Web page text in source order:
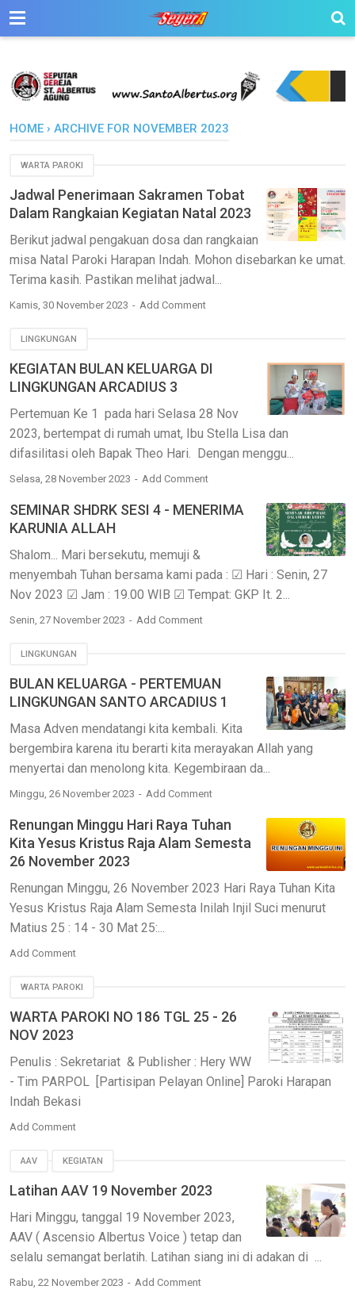
HOME › ARCHIVE FOR NOVEMBER 2023
WARTA PAROKI
Jadwal Penerimaan Sakramen Tobat
Dalam Rangkaian Kegiatan Natal 2023
Berikut jadwal pengakuan dosa dan rangkaian
misa Natal Paroki Harapan Indah. Mohon disebarkan ke umat.
Terima kasih. Pastikan melihat jadwal...
Kamis, 30 November 2023 Add Comment
LINGKUNGAN
KEGIATAN BULAN KELUARGA DI
LINGKUNGAN ARCADIUS 3
Pertemuan Ke 1 pada hari Selasa 28 Nov
2023, bertempat di rumah umat, Ibu Stella Lisa dan
difasilitasi oleh Bapak Theo Hari. Dengan menggu...
Selasa, 28 November 2023 Add Comment
SEMINAR SHDRK SESI 4 - MENERIMA
KARUNIA ALLAH
Shalom... Mari bersekutu, memuji &
menyembah Tuhan bersama kami pada : ☑ Hari : Senin, 27
Nov 2023 ☑ Jam : 19.00 WIB ☑ Tempat: GKP It. 2...
Senin, 27 November 2023 Add Comment
LINGKUNGAN
BULAN KELUARGA - PERTEMUAN
LINGKUNGAN SANTO ARCADIUS 1
Masa Adven mendatangi kita kembali. Kita
bergembira karena itu berarti kita merayakan Allah yang
menyertai dan menolong kita. Kegembiraan da...
Minggu, 26 November 2023 Add Comment
Renungan Minggu Hari Raya Tuhan
Kita Yesus Kristus Raja Alam Semesta
26 November 2023
Renungan Minggu, 26 November 2023 Hari Raya Tuhan Kita
Yesus Kristus Raja Alam Semesta Inilah Injil Suci menurut
Matius 25 : 14 - 30 Mat 25:...
Add Comment
WARTA PAROKI
WARTA PAROKI NO 186 TGL 25 - 26
NOV 2023
Penulis : Sekretariat & Publisher : Hery WW
- Tim PARPOL [Partisipan Pelayan Online] Paroki Harapan
Indah Bekasi
Add Comment
AAV KEGIATAN
Latihan AAV 19 November 2023
Hari Minggu, tanggal 19 November 2023,
AAV ( Ascensio Albertus Voice ) tetap dan
selalu semangat berlatih. Latihan siang ini di adakan di ...
Rabu, 22 November 2023 Add Comment